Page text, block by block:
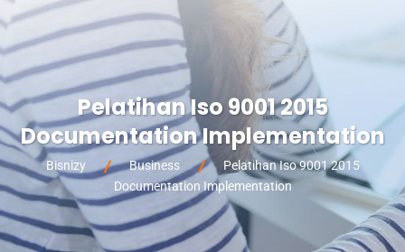
Pelatihan Iso 9001 2015
Documentation Implementation
Bisnizy Business
Pelatihan Iso 9001 2015
Documentation Implementation